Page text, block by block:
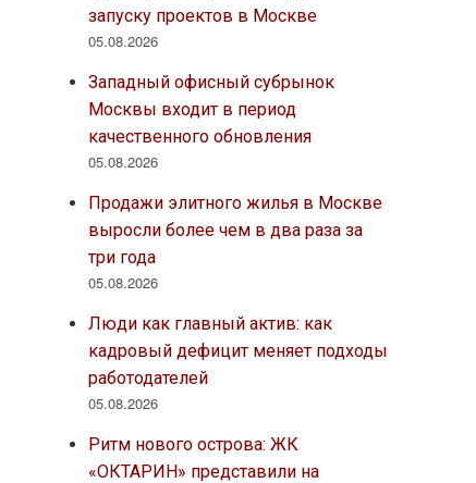
запуску проектов в Москве
05.08.2026
Западный офисный субрынок
Москвы входит в период
качественного обновления
05.08.2026
Продажи элитного жилья в Москве
выросли более чем в два раза за
три года
05.08.2026
Люди как главный актив: как
кадровый дефицит меняет подходы
работодателей
05.08.2026
Ритм нового острова: ЖК
«ОКТАРИН» представили на